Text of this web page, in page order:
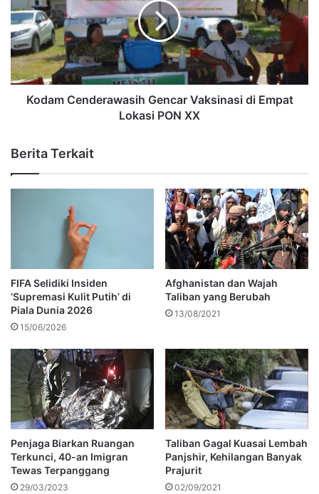
Kodam Cenderawasih Gencar Vaksinasi di Empat
Lokasi PON XX
Berita Terkait
FIFA Selidiki Insiden
‘Supremasi Kulit Putih’ di
Piala Dunia 2026
15/06/2026
Afghanistan dan Wajah
Taliban yang Berubah
13/08/2021
Penjaga Biarkan Ruangan
Terkunci, 40-an Imigran
Tewas Terpanggang
29/03/2023
Taliban Gagal Kuasai Lembah
Panjshir, Kehilangan Banyak
Prajurit
02/09/2021